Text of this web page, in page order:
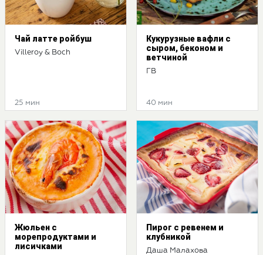
Чай латте ройбуш
Villeroy & Boch
25 мин
Кукурузные вафли с
сыром, беконом и
ветчиной
ГВ
40 мин
Жюльен с
морепродуктами и
лисичками
Пирог с ревенем и
клубникой
Даша Малахова